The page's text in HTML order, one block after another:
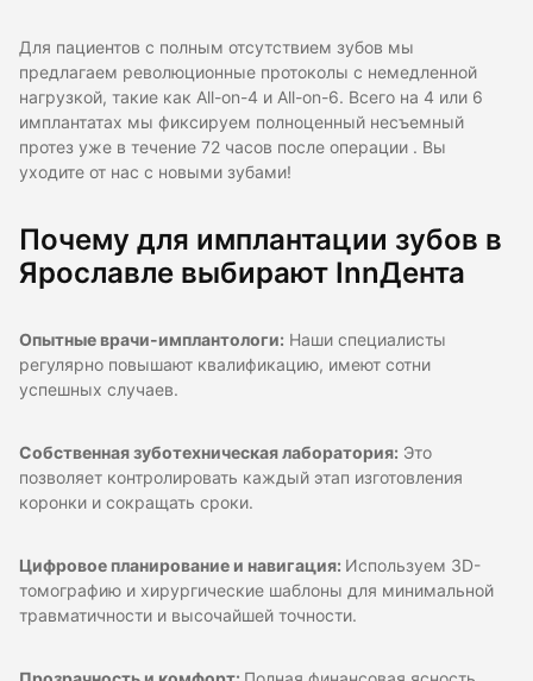
Для пациентов с полным отсутствием зубов мы
предлагаем революционные протоколы с немедленной
нагрузкой, такие как All-on-4 и All-on-6. Всего на 4 или 6
имплантатах мы фиксируем полноценный несъемный
протез уже в течение 72 часов после операции . Вы
уходите от нас с новыми зубами!
Почему для имплантации зубов в
Ярославле выбирают InnДента
Опытные врачи-имплантологи: Наши специалисты
регулярно повышают квалификацию, имеют сотни
успешных случаев.
Собственная зуботехническая лаборатория: Это
позволяет контролировать каждый этап изготовления
коронки и сокращать сроки.
Цифровое планирование и навигация: Используем 3D-
томографию и хирургические шаблоны для минимальной
травматичности и высочайшей точности.